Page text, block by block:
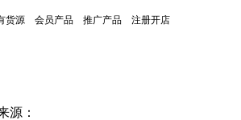
货源 会员产品 推广产品 注册开店
源：